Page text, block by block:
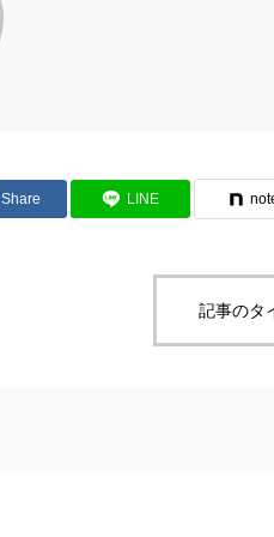
Share LINE
記事のタ